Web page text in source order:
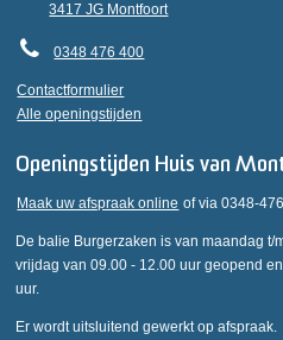
3417 JG Montfoort
0348 476 400
Contactformulier
Alle openingstijden
Openingstijden Huis van
Maak uw afspraak online of via 0348-
De balie Burgerzaken is van maandag t/
vrijdag van 09.00 - 12.00 uur geopend
uur.
Er wordt uitsluitend gewerkt op afspraak.